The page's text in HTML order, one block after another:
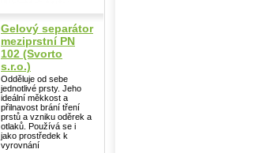
Gelový separátor
meziprstní PN
102 (Svorto
s.r.o.)
Odděluje od sebe
jednotlivé prsty. Jeho
ideální měkkost a
přilnavost brání tření
prstů a vzniku oděrek a
otlaků. Používá se i
jako prostředek k
vyrovnání